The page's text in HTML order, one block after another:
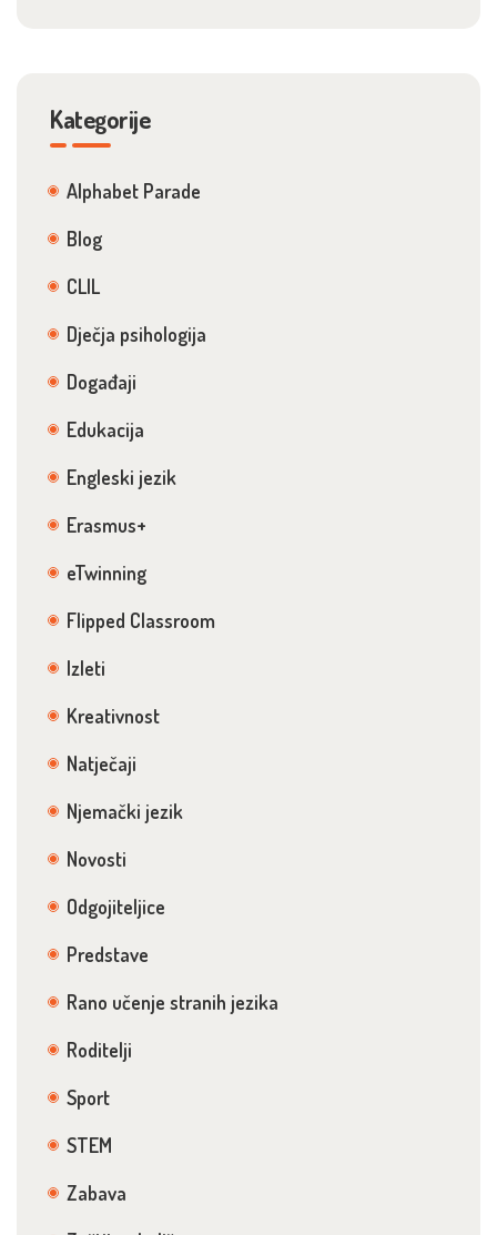
Kategorije
Alphabet Parade
Blog
CLIL
Dječja psihologija
Događaji
Edukacija
Engleski jezik
Erasmus+
eTwinning
Flipped Classroom
Izleti
Kreativnost
Natječaji
Njemački jezik
Novosti
Odgojiteljice
Predstave
Rano učenje stranih jezika
Roditelji
Sport
STEM
Zabava